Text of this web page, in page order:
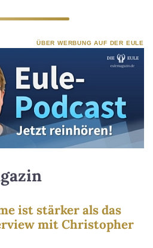
ÜBER WERBUNG AUF DER EULE
ist stärker als das
mit Christopher